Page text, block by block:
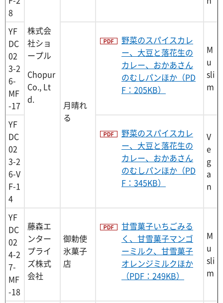
8
株式会
社ショ
ープル
Chopur
Co., Lt
d.
YF
DC
02
3-2
6-
MF
-17
月晴れ
る
野菜のスパイスカレ
ー、大豆と落花生の
カレー、おかあさん
のむしパンほか（PD
F：205KB）
M
u
sli
m
YF
DC
02
3-2
6-V
F-1
4
野菜のスパイスカレ
ー、大豆と落花生の
カレー、おかあさん
のむしパンほか（PD
F：345KB）
V
e
g
a
n
YF
DC
02
4-2
7-
MF
-18
藤森エ
ンター
プライ
ズ株式
会社
御勅使
氷菓子
店
甘雪菓子いちごみる
く、甘雪菓子マンゴ
ーミルク、甘雪菓子
オレンジミルクほか
（PDF：249KB）
M
u
sli
m